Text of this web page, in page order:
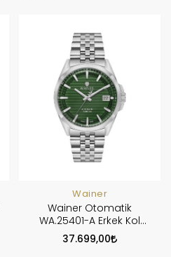
Wainer
Wainer Otomatik
WA.25401-A Erkek Kol
Saati
37.699,00